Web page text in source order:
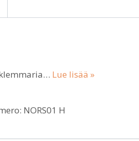
Lue lisää »
NORS01 H